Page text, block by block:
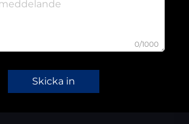
0/1000
Skicka in